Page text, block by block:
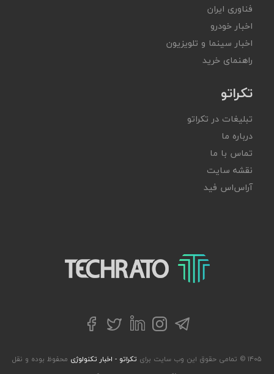
فناوری ایران
اخبار خودرو
اخبار سینما و تلویزیون
راهنمای خرید
تکراتو
تبلیغات در تکراتو
درباره ما
تماس با ما
نقشه سایت
آر‌اس‌اس فید
تکراتو – زندگی با تکنولوژی
تلگراماینستاگرام
لینکداینتوییترفیسبوک
۱۴۰۵ © تمامی حقوق این وب سایت برای تکراتو - اخبار تکنولوژی محفوظ بوده و نقل